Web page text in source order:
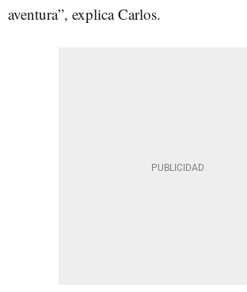
aventura”, explica Carlos.